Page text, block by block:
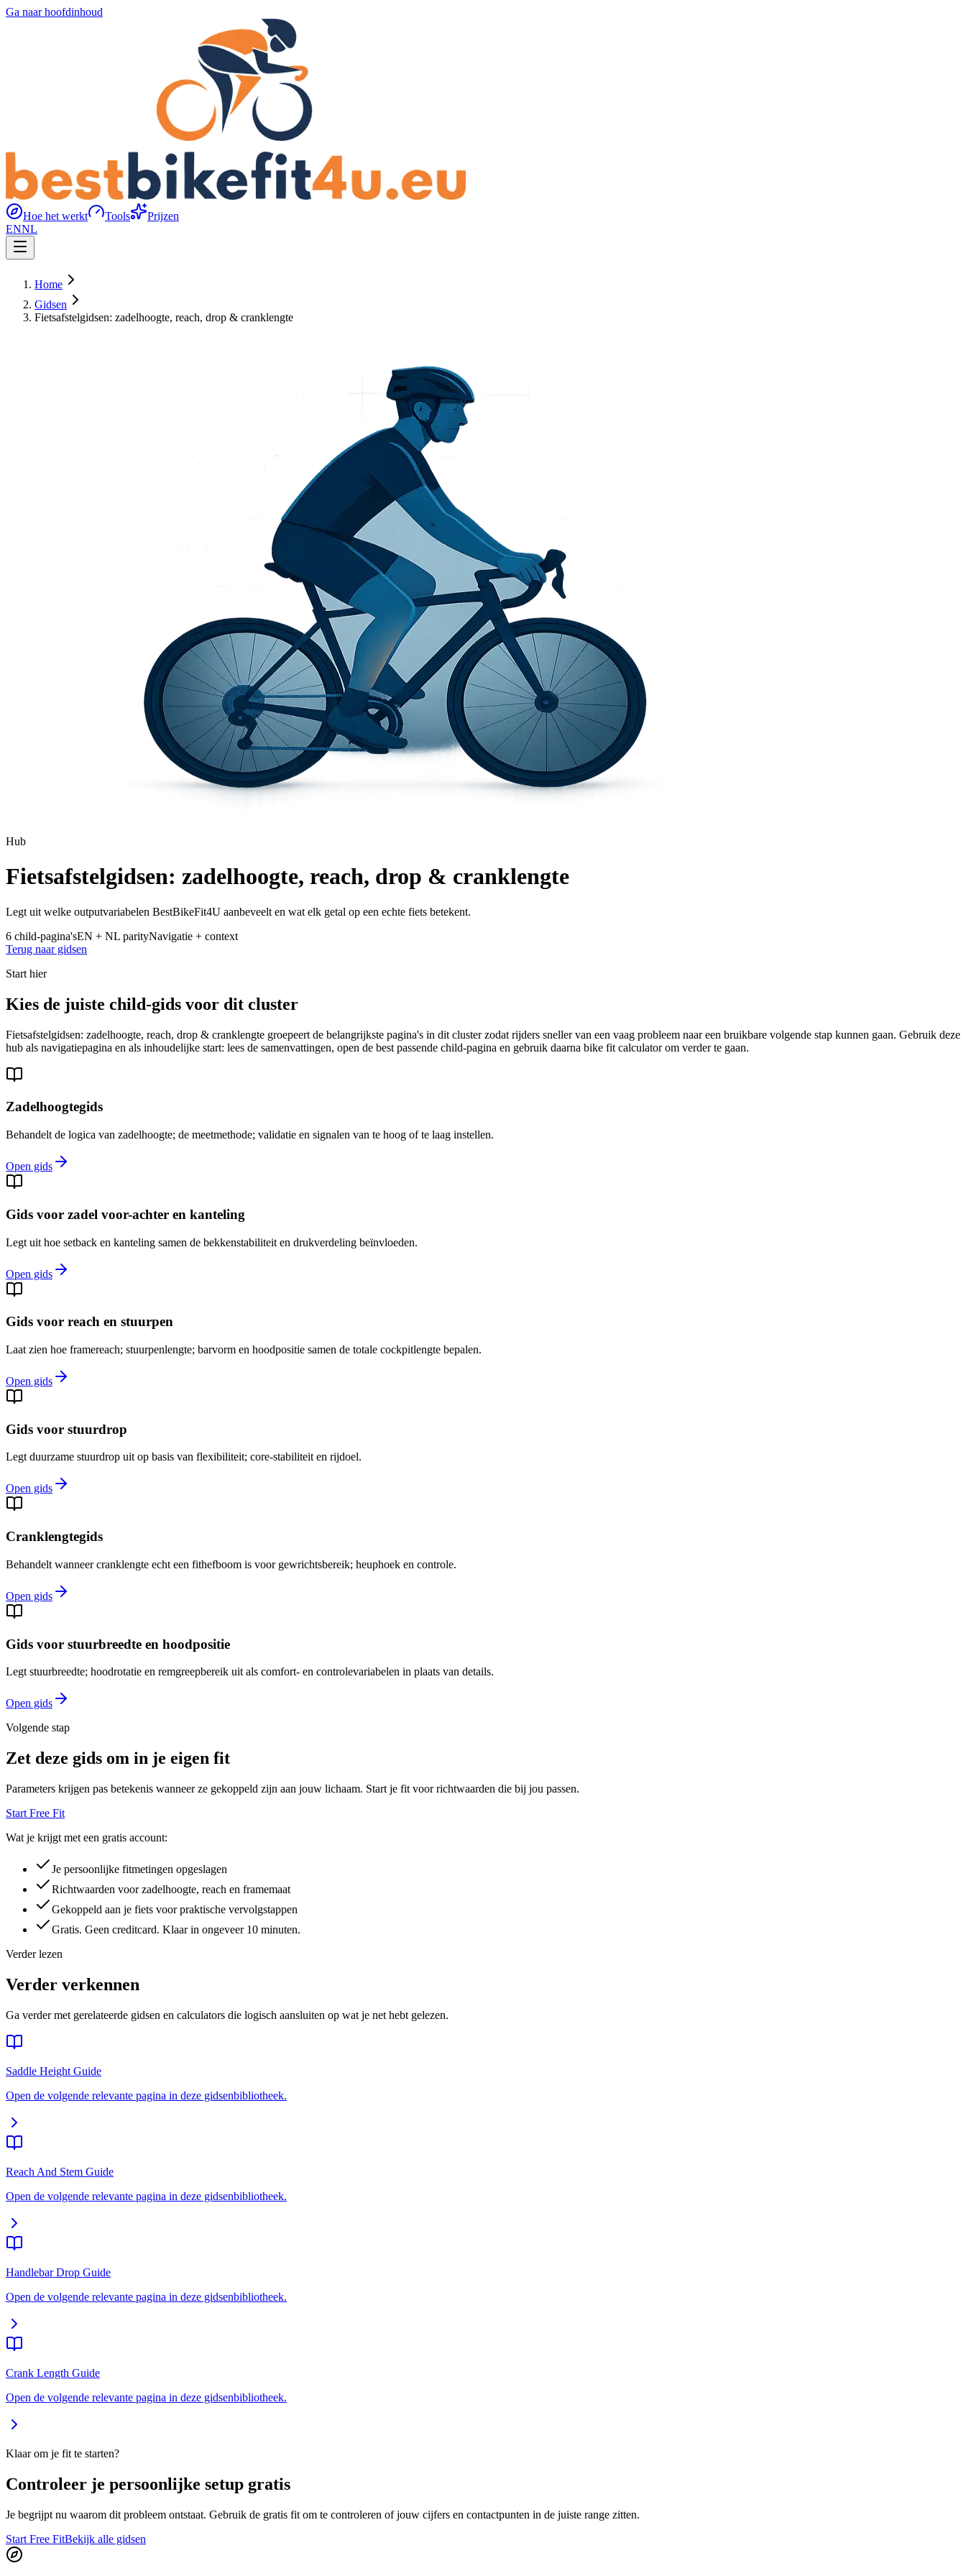
Ga naar hoofdinhoud
Hoe het werkt Tools
Prijzen
ENNL
Home
Gidsen
Fietsafstelgidsen: zadelhoogte, reach, drop & cranklengte
Hub
Fietsafstelgidsen: zadelhoogte, reach, drop & cranklengte
Legt uit welke outputvariabelen BestBikeFit4U aanbeveelt en wat elk getal op een echte fiets betekent.
6 child-pagina'sEN + NL parityNavigatie + context
Terug naar gidsen
Start hier
Kies de juiste child-gids voor dit cluster
Fietsafstelgidsen: zadelhoogte, reach, drop & cranklengte groepeert de belangrijkste pagina's in dit cluster zodat rijders sneller van een vaag probleem naar een bruikbare volgende stap kunnen gaan. Gebruik deze
hub als navigatiepagina en als inhoudelijke start: lees de samenvattingen, open de best passende child-pagina en gebruik daarna bike fit calculator om verder te gaan.
Zadelhoogtegids
Behandelt de logica van zadelhoogte; de meetmethode; validatie en signalen van te hoog of te laag instellen.
Open gids
Gids voor zadel voor-achter en kanteling
Legt uit hoe setback en kanteling samen de bekkenstabiliteit en drukverdeling beïnvloeden.
Open gids
Gids voor reach en stuurpen
Laat zien hoe framereach; stuurpenlengte; barvorm en hoodpositie samen de totale cockpitlengte bepalen.
Open gids
Gids voor stuurdrop
Legt duurzame stuurdrop uit op basis van flexibiliteit; core-stabiliteit en rijdoel.
Open gids
Cranklengtegids
Behandelt wanneer cranklengte echt een fithefboom is voor gewrichtsbereik; heuphoek en controle.
Open gids
Gids voor stuurbreedte en hoodpositie
Legt stuurbreedte; hoodrotatie en remgreepbereik uit als comfort- en controlevariabelen in plaats van details.
Open gids
Volgende stap
Zet deze gids om in je eigen fit
Parameters krijgen pas betekenis wanneer ze gekoppeld zijn aan jouw lichaam. Start je fit voor richtwaarden die bij jou passen.
Start Free Fit
Wat je krijgt met een gratis account:
Je persoonlijke fitmetingen opgeslagen
Richtwaarden voor zadelhoogte, reach en framemaat
Gekoppeld aan je fiets voor praktische vervolgstappen
Gratis. Geen creditcard. Klaar in ongeveer 10 minuten.
Verder lezen
Verder verkennen
Ga verder met gerelateerde gidsen en calculators die logisch aansluiten op wat je net hebt gelezen.
Saddle Height Guide
Open de volgende relevante pagina in deze gidsenbibliotheek.
Reach And Stem Guide
Open de volgende relevante pagina in deze gidsenbibliotheek.
Handlebar Drop Guide
Open de volgende relevante pagina in deze gidsenbibliotheek.
Crank Length Guide
Open de volgende relevante pagina in deze gidsenbibliotheek.
Klaar om je fit te starten?
Controleer je persoonlijke setup gratis
Je begrijpt nu waarom dit probleem ontstaat. Gebruik de gratis fit om te controleren of jouw cijfers en contactpunten in de juiste range zitten.
Start Free FitBekijk alle gidsen